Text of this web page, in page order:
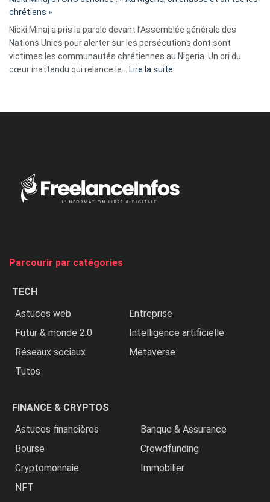
ses
tripes »
chrétiens »
Nicki Minaj a pris la parole devant l’Assemblée générale des
Nations Unies pour alerter sur les persécutions dont sont
victimes les communautés chrétiennes au Nigeria. Un cri du
cœur inattendu qui relance le…
Lire la suite
Nigeria,
Parcourir par catégories
TECH
Astuces web
Entreprise
Futur & monde 2.0
Intelligence artificielle
Réseaux sociaux
Metaverse
Tutos
FINANCE & CRYPTOS
Astuces financières
Banque & Assurance
Bourse
Crowdfunding
Cryptomonnaie
Immobilier
NFT